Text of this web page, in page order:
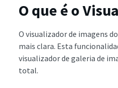
O que é o
O visualizador de imagens
mais clara. Esta
visualizador de galeria de
total.